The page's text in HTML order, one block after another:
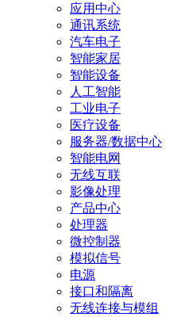
应用中心
通讯系统
汽车电子
智能家居
智能设备
人工智能
工业电子
医疗设备
服务器/数据中心
智能电网
无线互联
影像处理
产品中心
处理器
微控制器
模拟信号
电源
接口和隔离
无线连接与模组